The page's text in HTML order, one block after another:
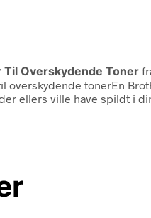
Til Overskydende Toner
overskydende tonerEn
ellers ville have spildt i